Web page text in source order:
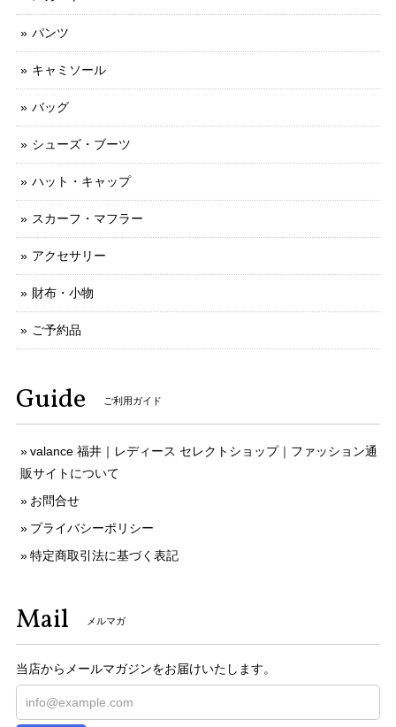
パンツ
キャミソール
バッグ
シューズ・ブーツ
ハット・キャップ
スカーフ・マフラー
アクセサリー
財布・小物
ご予約品
Guide ご利用ガイド
valance 福井｜レディース セレクトショップ｜ファッション通
販サイトについて
お問合せ
プライバシーポリシー
特定商取引法に基づく表記
Mail メルマガ
当店からメールマガジンをお届けいたします。